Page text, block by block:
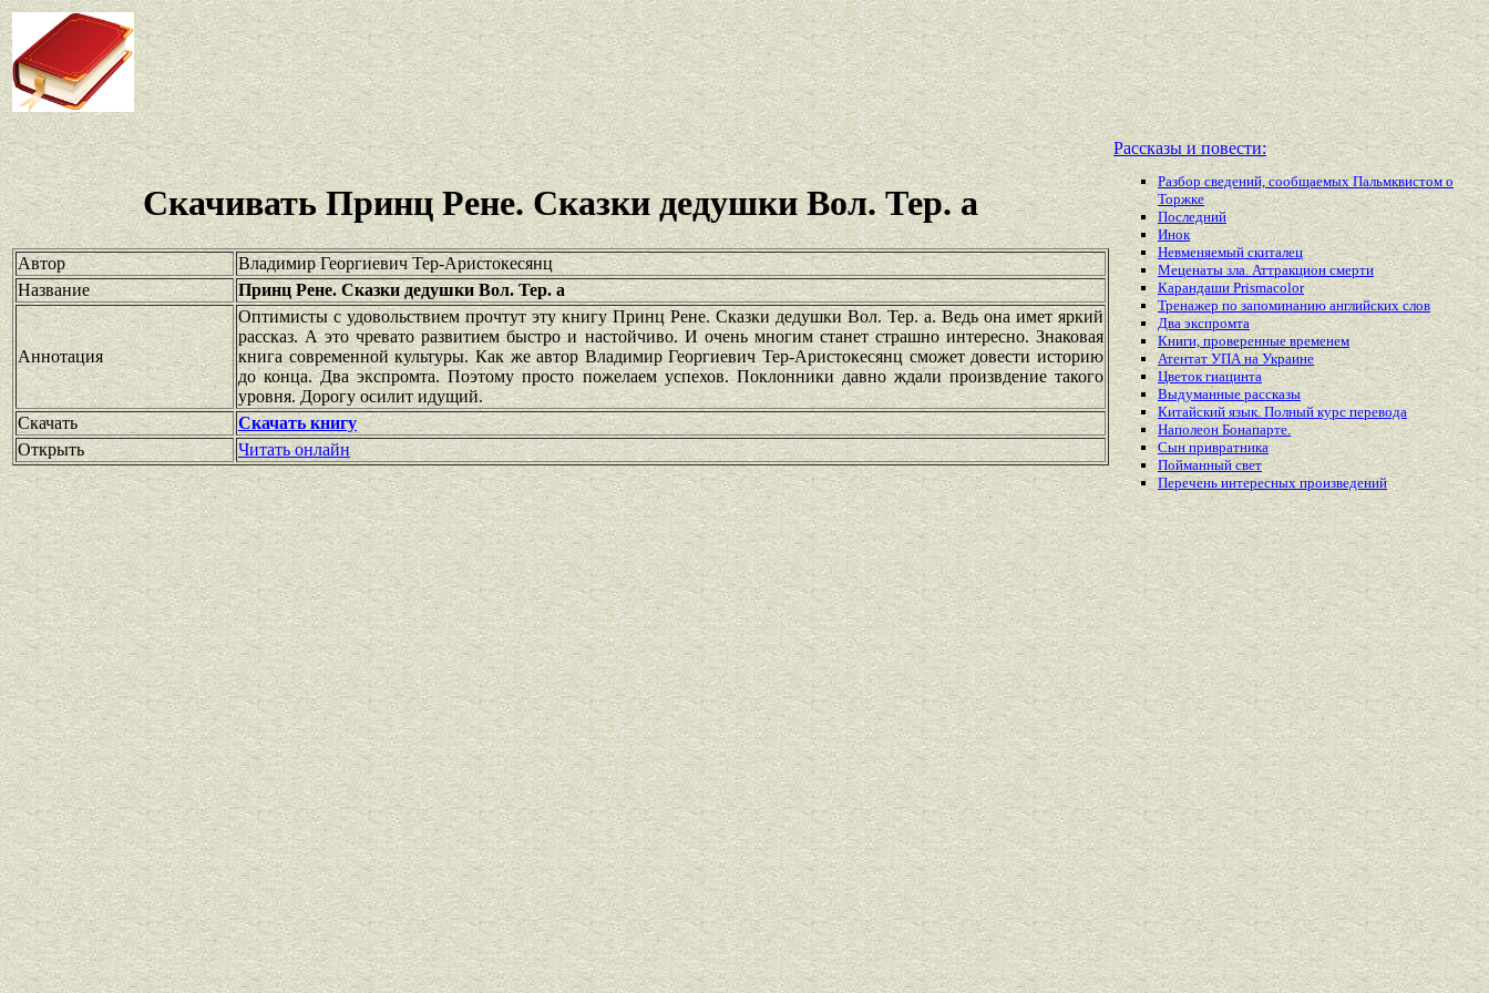
Скачивать Принц Рене. Сказки дедушки Вол. Тер. а
Автор
Владимир Георгиевич Тер-Аристокесянц
Название
Принц Рене. Сказки дедушки Вол. Тер. а
Аннотация
Оптимисты с удовольствием прочтут эту книгу Принц Рене. Сказки дедушки Вол. Тер. а. Ведь она имет яркий
рассказ. А это чревато развитием быстро и настойчиво. И очень многим станет страшно интересно. Знаковая
книга современной культуры. Как же автор Владимир Георгиевич Тер-Аристокесянц сможет довести историю
до конца. Два экспромта. Поэтому просто пожелаем успехов. Поклонники давно ждали произвдение такого
уровня. Дорогу осилит идущий.
Скачать
Скачать книгу
Открыть
Читать онлайн
Рассказы и повести:
Разбор сведений, сообщаемых Пальмквистом о
Торжке
Последний
Инок
Невменяемый скиталец
Меценаты зла. Аттракцион смерти
Карандаши Prismacolor
Тренажер по запоминанию английских слов
Два экспромта
Книги, проверенные временем
Атентат УПА на Украине
Цветок гиацинта
Выдуманные рассказы
Китайский язык. Полный курс перевода
Наполеон Бонапарте.
Сын привратника
Пойманный свет
Перечень интересныхпроизведений